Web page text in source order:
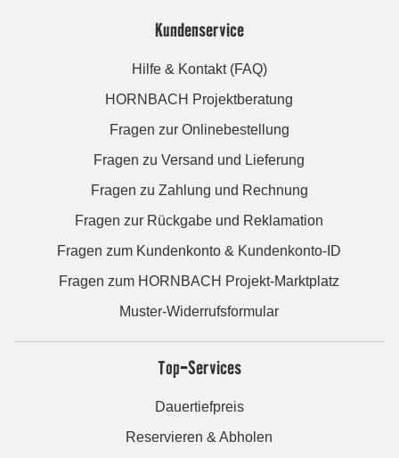
Kundenservice
Hilfe & Kontakt (FAQ)
HORNBACH Projektberatung
Fragen zur Onlinebestellung
Fragen zu Versand und Lieferung
Fragen zu Zahlung und Rechnung
Fragen zur Rückgabe und Reklamation
Fragen zum Kundenkonto & Kundenkonto-ID
Fragen zum HORNBACH Projekt-Marktplatz
Muster-Widerrufsformular
Top-Services
Dauertiefpreis
Reservieren & Abholen